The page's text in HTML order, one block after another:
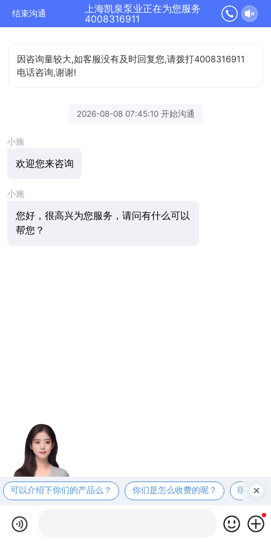
结束沟通
上海凯泉泵业正在为您服务
4008316911
因咨询量较大,如客服没有及时回复您,请拨打4008316911
电话咨询,谢谢!
2026-08-08 07:45:10 开始沟通
小施
欢迎您来咨询
小施
您好，很高兴为您服务，请问有什么可以
帮您？
可以介绍下你们的产品么？ 你们是怎么收费的呢？ 现在有